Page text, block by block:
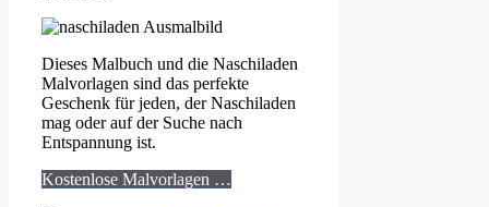
Dieses Malbuch und die Naschiladen
Malvorlagen sind das perfekte
Geschenk für jeden, der Naschiladen
mag oder auf der Suche nach
Entspannung ist.
Kostenlose Malvorlagen …